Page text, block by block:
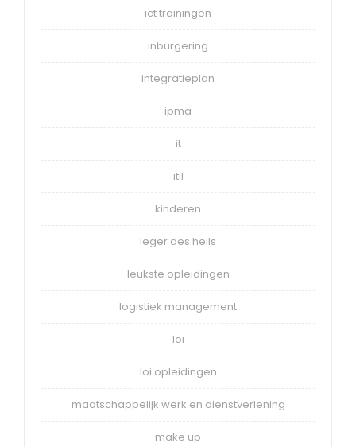
ict trainingen
inburgering
integratieplan
ipma
it
itil
kinderen
leger des heils
leukste opleidingen
logistiek management
loi
loi opleidingen
maatschappelijk werk en dienstverlening
make up